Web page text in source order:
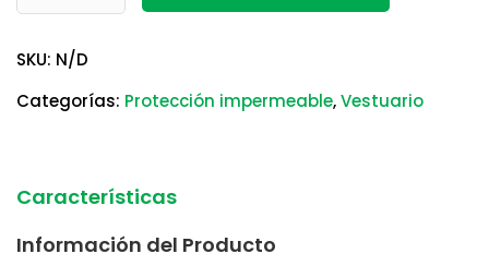
SKU: N/D
Categorías: Protección impermeable,Vestuario
Características
Información del Producto